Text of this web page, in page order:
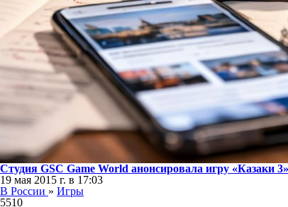
Студия GSC Game World анонсировала игру «Казаки 3»
19 мая 2015 г. в 17:03
В России » Игры
5510